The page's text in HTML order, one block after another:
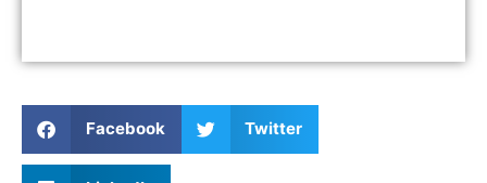
Facebook Twitter